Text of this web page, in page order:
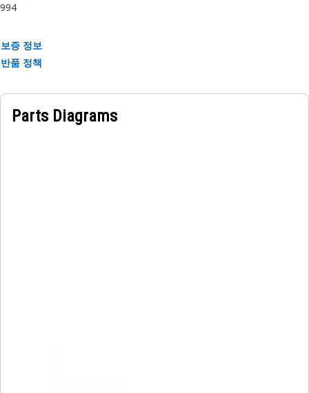
994
보증 정보
반품 정책
Parts Diagrams